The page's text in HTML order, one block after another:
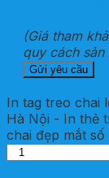
(Giá tham
quy cách
In tag treo chai
Hà Nội - In thẻ
chai đẹp mắt số